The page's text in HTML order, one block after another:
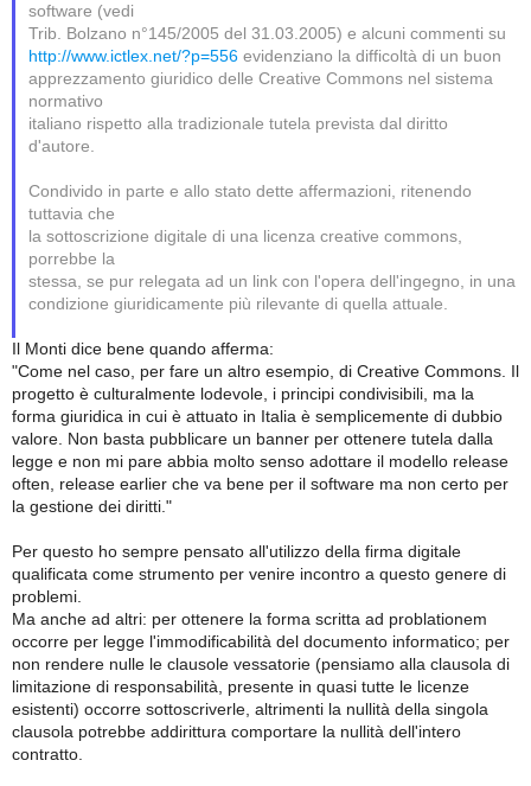
software (vedi
Trib. Bolzano n°145/2005 del 31.03.2005) e alcuni commenti su
http://www.ictlex.net/?p=556 evidenziano la difficoltà di un buon
apprezzamento giuridico delle Creative Commons nel sistema
normativo
italiano rispetto alla tradizionale tutela prevista dal diritto
d'autore.
Condivido in parte e allo stato dette affermazioni, ritenendo
tuttavia che
la sottoscrizione digitale di una licenza creative commons,
porrebbe la
stessa, se pur relegata ad un link con l'opera dell'ingegno, in una
condizione giuridicamente più rilevante di quella attuale.
Il Monti dice bene quando afferma:
"Come nel caso, per fare un altro esempio, di Creative Commons. Il
progetto è culturalmente lodevole, i principi condivisibili, ma la
forma giuridica in cui è attuato in Italia è semplicemente di dubbio
valore. Non basta pubblicare un banner per ottenere tutela dalla
legge e non mi pare abbia molto senso adottare il modello release
often, release earlier che va bene per il software ma non certo per
la gestione dei diritti."
Per questo ho sempre pensato all'utilizzo della firma digitale
qualificata come strumento per venire incontro a questo genere di
problemi.
Ma anche ad altri: per ottenere la forma scritta ad problationem
occorre per legge l'immodificabilità del documento informatico; per
non rendere nulle le clausole vessatorie (pensiamo alla clausola di
limitazione di responsabilità, presente in quasi tutte le licenze
esistenti) occorre sottoscriverle, altrimenti la nullità della singola
clausola potrebbe addirittura comportare la nullità dell'intero
contratto.